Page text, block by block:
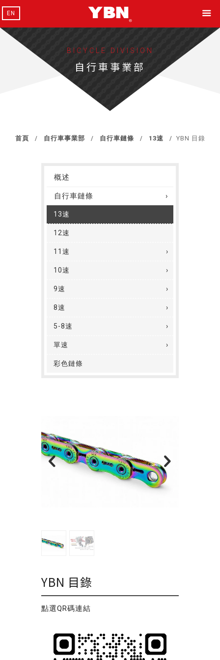
EN
BICYCLE DIVISION
自行車事業部
首頁 自行車事業部 自行車鏈條 13速 YBN 目錄
概述
自行車鏈條
13速
12速
11速
10速
9速
8速
5-8速
單速
彩色鏈條
YBN 目錄
點選QR碼連結